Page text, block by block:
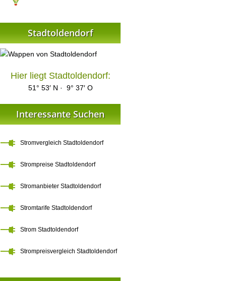
Stadtoldendorf
Hier liegt Stadtoldendorf:
51° 53′ N · 9° 37′ O
Interessante Suchen
Stromvergleich Stadtoldendorf
Strompreise Stadtoldendorf
Stromanbieter Stadtoldendorf
Stromtarife Stadtoldendorf
Strom Stadtoldendorf
Strompreisvergleich Stadtoldendorf